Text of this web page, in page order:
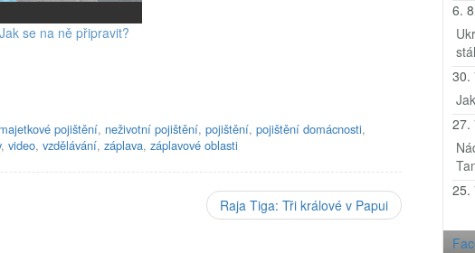
se na ně připravit?
majetkové pojištění, neživotní pojištění, pojištění, pojištění domácnosti,
, video, vzdělávání, záplava, záplavové oblasti
Raja Tiga: Tři králové v Papui
6.
30.
27.
25.